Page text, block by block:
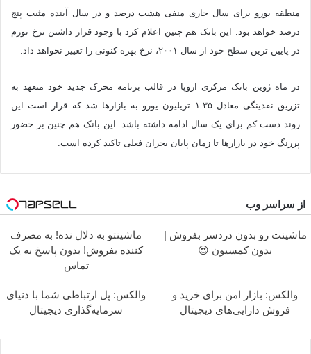
منطقه یورو برای سال جاری منفی هشت درصد و در سال آینده مثبت پنج
درصد خواهد بود. این بانک هم چنین اعلام کرد با وجود قرار داشتن نرخ تورم
در پایین ترین سطح خود از سال ۲۰۰۱، نرخ بهره کنونی را تغییر نخواهد داد.
در ماه ژوین بانک مرکزی اروپا در قالب برنامه محرک جدید خود متعهد به
تزریق نقدینگی معادل ۱.۳۵ تریلیون یورو به بازارها شد که قرار است این
روند دست کم برای یک سال ادامه داشته باشد. این بانک هم چنین بر حضور
پررنگ خود در بازارها تا زمان پایان بحران فعلی تاکید کرده است.
از سراسر وب
ماشینت رو بدون دردسر بفروش |
بدون کمسیون 😍
ماشینتو به دلال نده! به مصرف
کننده بفروش! بدون پاسخ به یک
تماس
والکس: بازار امن برای خرید و
فروش دارایی‌های دیجیتال
والکس: پل ارتباطی شما با دنیای
سرمایه‌گذاری دیجیتال